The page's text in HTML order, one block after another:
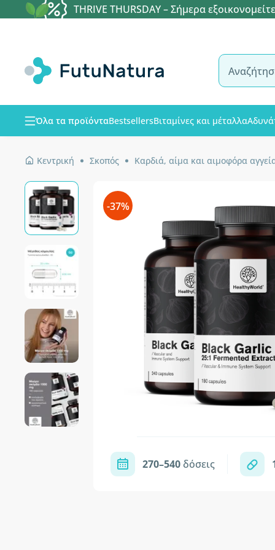
THRIVE THURSDAY – Σήμερα
Όλα τα προϊόνταBestsellersΒιταμίνες και μέταλλα
Κεντρική Σκοπός Καρδιά, αίμα και αιμοφόρα
-37%
270–540 δόσεις